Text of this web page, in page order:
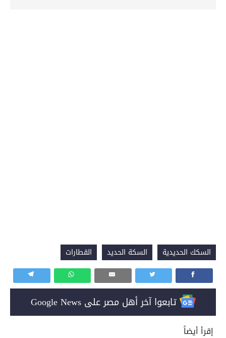
السكك الحديدية السكة الحديد القطارات
تابعوا آخر أهل مصر على Google News
إقرأ أيضاً